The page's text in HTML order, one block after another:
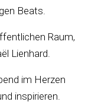
Beats.
Raum,
Lienhard.
im Herzen
inspirieren.